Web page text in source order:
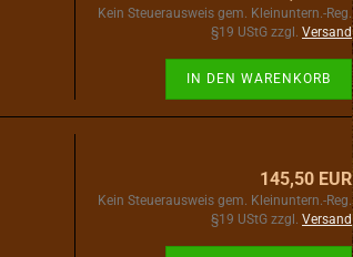
Kein Steuerausweis gem. Kleinuntern.-Reg.
§19 UStG zzgl. Versand
IN DEN WARENKORB
145,50 EUR
Kein Steuerausweis gem. Kleinuntern.-Reg.
§19 UStG zzgl. Versand